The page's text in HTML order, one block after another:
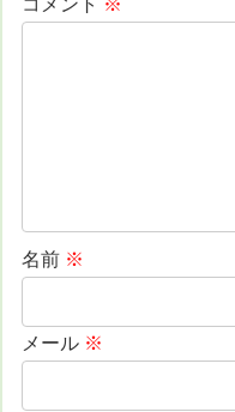
名前 ※
メール ※